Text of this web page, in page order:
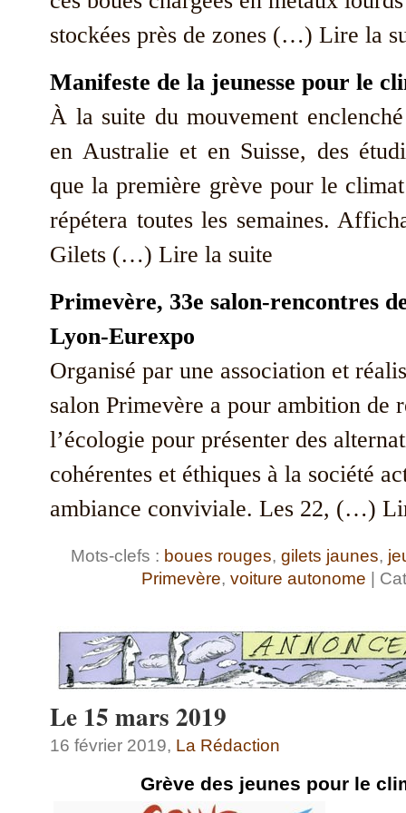
stockées près de zones (…) Lire la
Manifeste de la jeunesse pour le
À la suite du mouvement
en Australie et en Suisse, des
que la première grève pour le
répétera toutes les semaines.
Gilets (…) Lire la suite
Primevère, 33e salon-rencontres
Lyon-Eurexpo
Organisé par une association et
salon Primevère a pour ambition de
l’écologie pour présenter des
cohérentes et éthiques à la société
ambiance conviviale. Les 22, (…)
Mots-clefs : boues rouges, gilets jaunes,
Primevère, voiture autonome |
Le 15 mars 2019
16 février 2019, La Rédaction
Grève des jeunes pour le